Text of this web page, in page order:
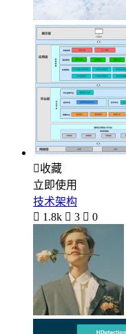
收藏
立即使用
技术架构
 1.8k  3  0